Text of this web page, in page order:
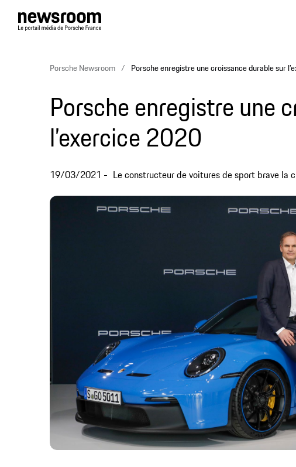
Porsche Newsroom Porsche enregistre une croissance durable sur
Porsche enregistre une
l’exercice 2020
19/03/2021 Le constructeur de voitures de sport brave la